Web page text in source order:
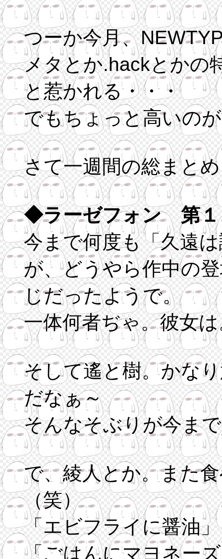
つーか今月、
メタとか.hackとかの
と惹かれる・・・
でもちょっと高いの
さて一週間の総まと
◆ラーゼフォン 第１
今まで何度も「久遠
が、どうやら作中の
じだったようで。
一体何者ぢゃ。彼女
そして遙と樹。かな
だなぁ～
そんなそぶりが今ま
で、綾人とか。また
（笑）
「エビフライに醤油
「ごはんにマヨネー